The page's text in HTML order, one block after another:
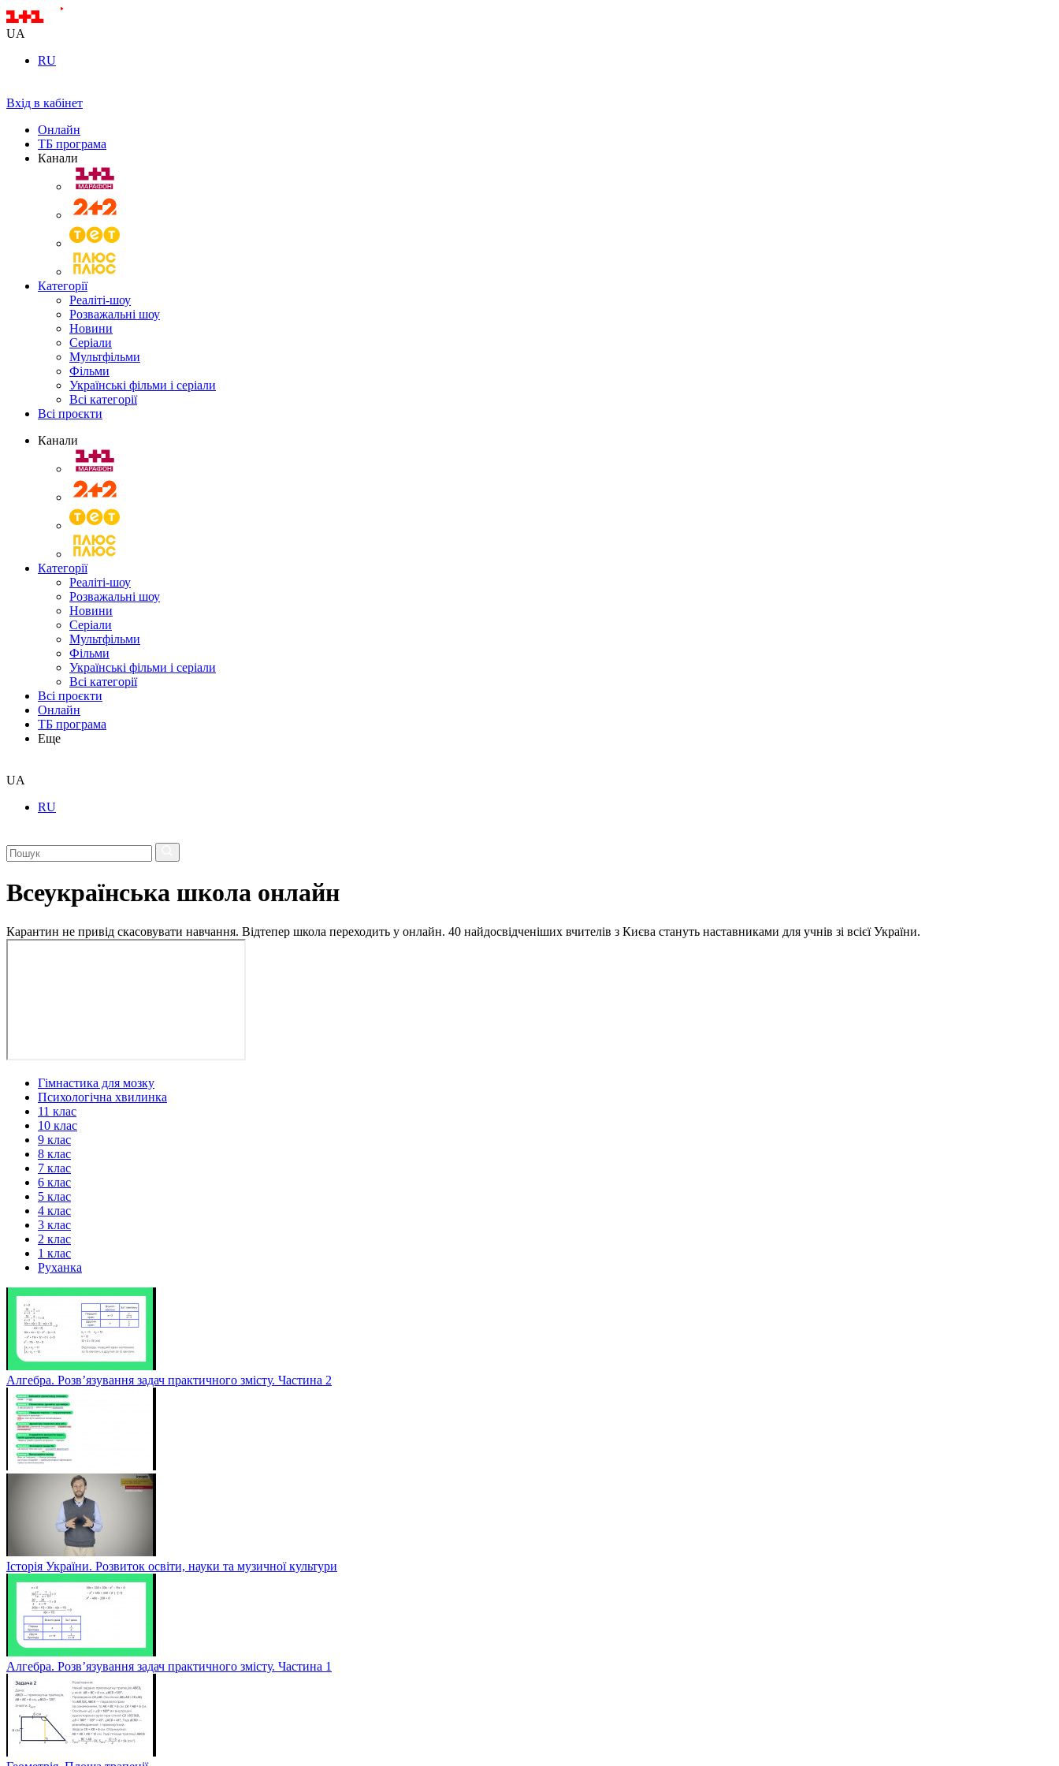
UA
RU
Вхід в кабінет
Онлайн
ТБ програма
Канали
Категорії
Реаліті-шоу
Розважальні шоу
Новини
Серіали
Мультфільми
Фільми
Українські фільми і серіали
Всі категорії
Всі проєкти
Канали
Категорії
Реаліті-шоу
Розважальні шоу
Новини
Серіали
Мультфільми
Фільми
Українські фільми і серіали
Всі категорії
Всі проєкти
Онлайн
ТБ програма
Еще
UA
RU
Всеукраїнська школа онлайн
Карантин не привід скасовувати навчання. Відтепер школа переходить у онлайн. 40 найдосвідченіших вчителів з Києва стануть наставниками для учнів зі всієї України.
Гімнастика для мозку
Психологічна хвилинка
11 клас
10 клас
9 клас
8 клас
7 клас
6 клас
5 клас
4 клас
3 клас
2 клас
1 клас
Руханка
Алгебра. Розв’язування задач практичного змісту. Частина 2
Історія України. Розвиток освіти, науки та музичної культури
Алгебра. Розв’язування задач практичного змісту. Частина 1